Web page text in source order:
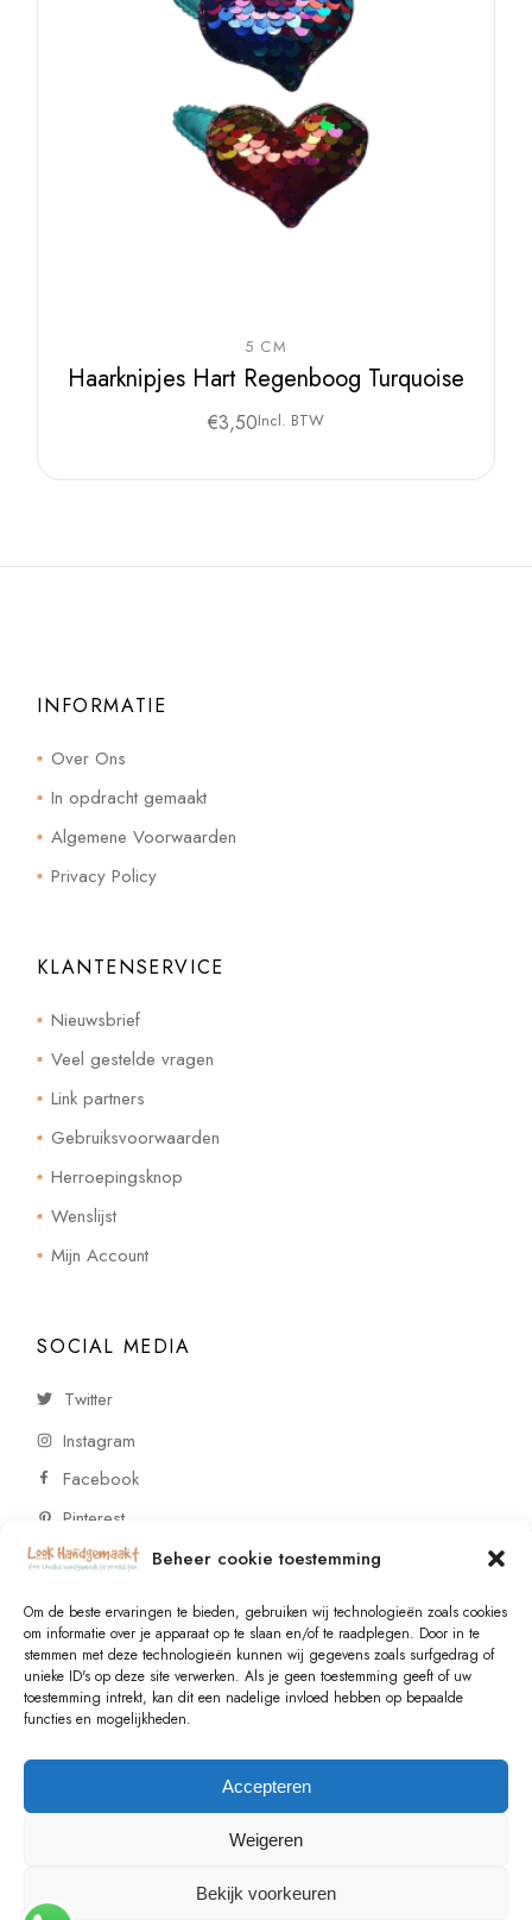
Beheer cookie toestemming
Om de beste ervaringen te bieden, gebruiken wij technologieën zoals cookies
om informatie over je apparaat op te slaan en/of te raadplegen. Door in te
stemmen met deze technologieën kunnen wij gegevens zoals surfgedrag of
unieke ID's op deze site verwerken. Als je geen toestemming geeft of uw
toestemming intrekt, kan dit een nadelige invloed hebben op bepaalde
functies en mogelijkheden.
Accepteren
Weigeren
Bekijk voorkeuren
5 CM
Haarknipjes Hart Regenboog Turquoise
€3,50Incl. BTW
INFORMATIE
Over Ons
In opdracht gemaakt
Algemene Voorwaarden
Privacy Policy
KLANTENSERVICE
Nieuwsbrief
Veel gestelde vragen
Link partners
Gebruiksvoorwaarden
Herroepingsknop
Wenslijst
Mijn Account
SOCIAL MEDIA
Twitter
Instagram
Facebook
Pinterest
CONTACT
Vragen of wensen? Neem contact op!
+31 (0)6 229 021 29
© 2023 , All Rights Reserved